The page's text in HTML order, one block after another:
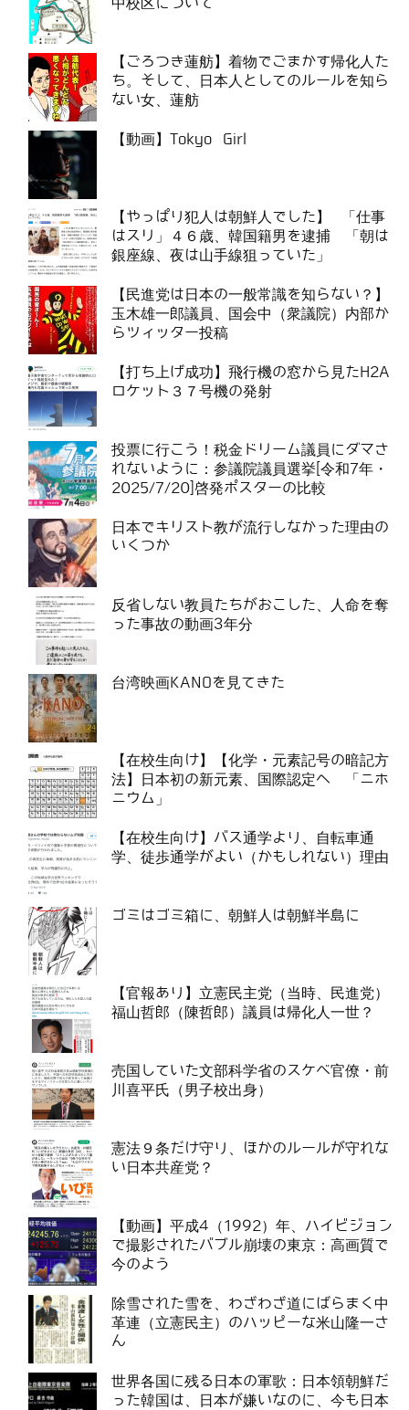
【ごろつき蓮舫】着物でごまかす帰化人た
ち。そして、日本人としてのルールを知ら
ない女、蓮舫
【動画】Tokyo Girl
【やっぱり犯人は朝鮮人でした】 「仕事
はスリ」４６歳、韓国籍男を逮捕 「朝は
銀座線、夜は山手線狙っていた」
【民進党は日本の一般常識を知らない？】
玉木雄一郎議員、国会中（衆議院）内部か
らツィッター投稿
【打ち上げ成功】飛行機の窓から見たH2A
ロケット３７号機の発射
投票に行こう！税金ドリーム議員にダマさ
れないように：参議院議員選挙[令和7年・
2025/7/20]啓発ポスターの比較
日本でキリスト教が流行しなかった理由の
いくつか
反省しない教員たちがおこした、人命を奪
った事故の動画3年分
台湾映画KANOを見てきた
【在校生向け】【化学・元素記号の暗記方
法】日本初の新元素、国際認定へ 「ニホ
ニウム」
【在校生向け】バス通学より、自転車通
学、徒歩通学がよい（かもしれない）理由
ゴミはゴミ箱に、朝鮮人は朝鮮半島に
【官報あり】立憲民主党（当時、民進党）
福山哲郎（陳哲郎）議員は帰化人一世？
売国していた文部科学省のスケベ官僚・前
川喜平氏（男子校出身）
憲法９条だけ守り、ほかのルールが守れな
い日本共産党？
【動画】平成4（1992）年、ハイビジョン
で撮影されたバブル崩壊の東京：高画質で
今のよう
除雪された雪を、わざわざ道にばらまく中
革連（立憲民主）のハッピーな米山隆一さ
ん
世界各国に残る日本の軍歌：日本領朝鮮だ
った韓国は、日本が嫌いなのに、今も日本